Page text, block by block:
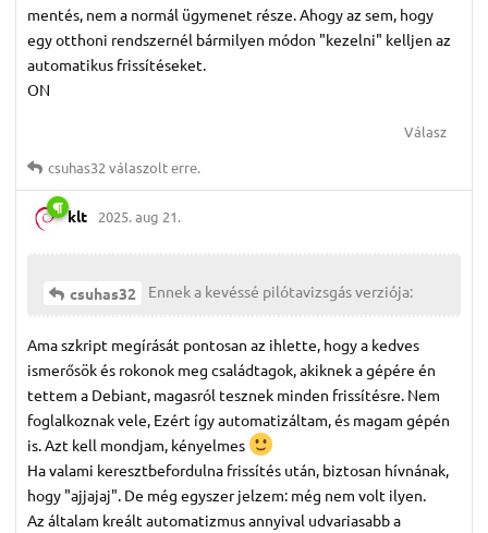
mentés, nem a normál ügymenet része. Ahogy az sem, hogy
egy otthoni rendszernél bármilyen módon "kezelni" kelljen az
automatikus frissítéseket.
ON
Válasz
csuhas32 válaszolt erre.
klt 2025. aug 21.
csuhas32 Ennek a kevéssé pilótavizsgás verziója:
Ama szkript megírását pontosan az ihlette, hogy a kedves
ismerősök és rokonok meg családtagok, akiknek a gépére én
tettem a Debiant, magasról tesznek minden frissítésre. Nem
foglalkoznak vele, Ezért így automatizáltam, és magam gépén
is. Azt kell mondjam, kényelmes
Ha valami keresztbefordulna frissítés után, biztosan hívnának,
hogy "ajjajaj". De még egyszer jelzem: még nem volt ilyen.
Az általam kreált automatizmus annyival udvariasabb a